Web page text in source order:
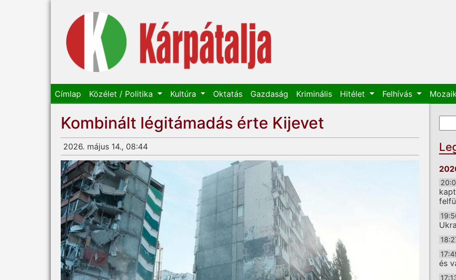
Címlap Közélet / Politika Kultúra Oktatás Gazdaság Kriminális Hitélet Felhívás
Kombinált légitámadás érte Kijevet
2026. május 14., 08:44
és